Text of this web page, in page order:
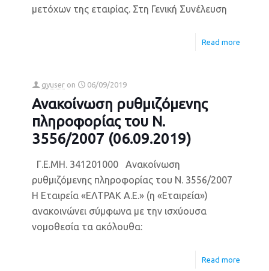
μετόχων της εταιρίας. Στη Γενική Συνέλευση
Read more
gyuser on 06/09/2019
Ανακοίνωση ρυθμιζόμενης
πληροφορίας του Ν.
3556/2007 (06.09.2019)
Γ.Ε.ΜΗ. 341201000 Ανακοίνωση
ρυθμιζόμενης πληροφορίας του Ν. 3556/2007
Η Εταιρεία «ΕΛΤΡΑΚ Α.Ε.» (η «Εταιρεία»)
ανακοινώνει σύμφωνα με την ισχύουσα
νομοθεσία τα ακόλουθα:
Read more